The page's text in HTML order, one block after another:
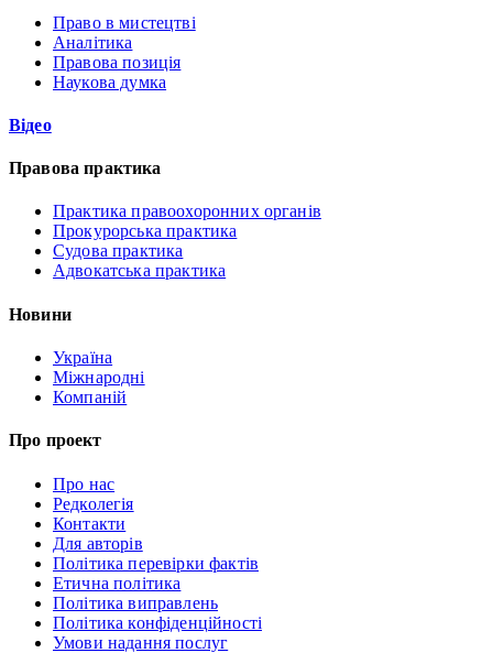
Право в мистецтві
Аналітика
Правова позиція
Наукова думка
Відео
Правова практика
Практика правоохоронних органів
Прокурорська практика
Судова практика
Адвокатська практика
Новини
Україна
Міжнародні
Компаній
Про проект
Про нас
Редколегія
Контакти
Для авторів
Політика перевірки фактів
Етична політика
Політика виправлень
Політика конфіденційності
Умови надання послуг